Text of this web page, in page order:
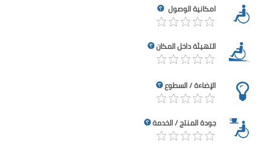
امكانية الوصول
التهيئة داخل المكان
الإضاءة / السطوع
جودة المنتج / الخدمة